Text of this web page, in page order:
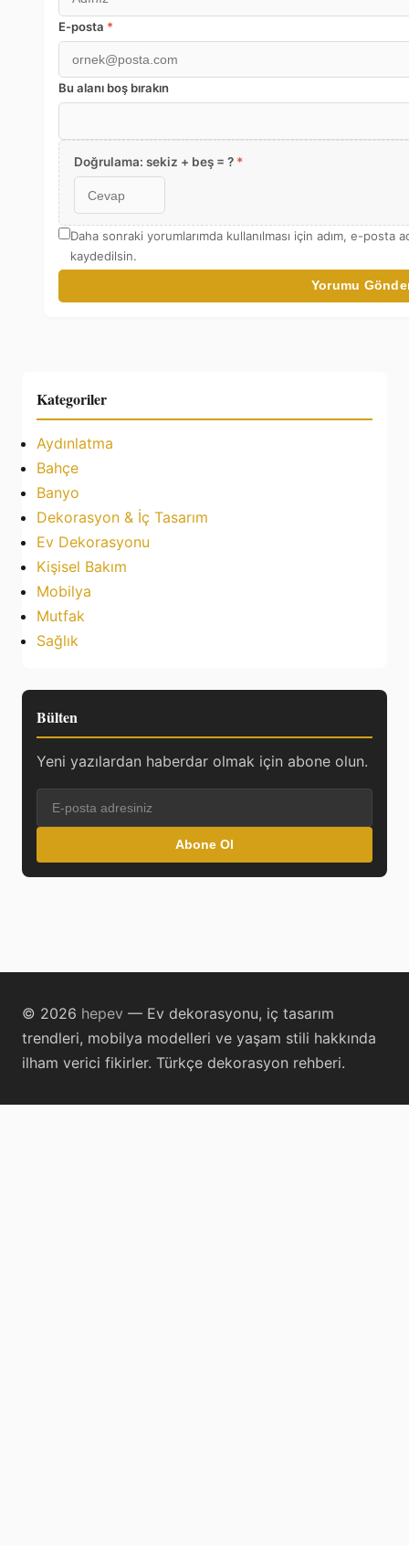
E-posta *
Bu alanı boş bırakın
Doğrulama: sekiz + beş = ? *
Daha sonraki yorumlarımda kullanılması için adım, e-posta
kaydedilsin.
Yorumu
Kategoriler
Aydınlatma
Bahçe
Banyo
Dekorasyon & İç Tasarım
Ev Dekorasyonu
Kişisel Bakım
Mobilya
Mutfak
Sağlık
Bülten
Yeni yazılardan haberdar olmak için abone olun.
Abone Ol
© 2026 hepev — Ev dekorasyonu, iç tasarım
trendleri, mobilya modelleri ve yaşam stili hakkında
ilham verici fikirler. Türkçe dekorasyon rehberi.